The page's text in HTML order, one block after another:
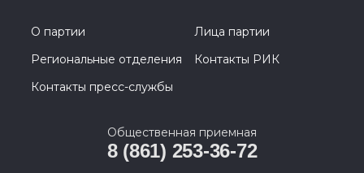
О партии
Лица партии
Региональные отделения
Контакты РИК
Контакты пресс-службы
Общественная приемная
8 (861) 253-36-72